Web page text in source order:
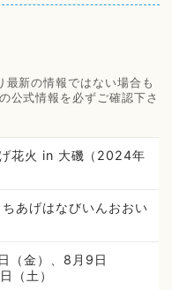
新の情報ではない場合も
公式情報を必ずご確認下さ
花火 in 大磯（2024年
あげはなびいんおおい
（金）、8月9日
（土）